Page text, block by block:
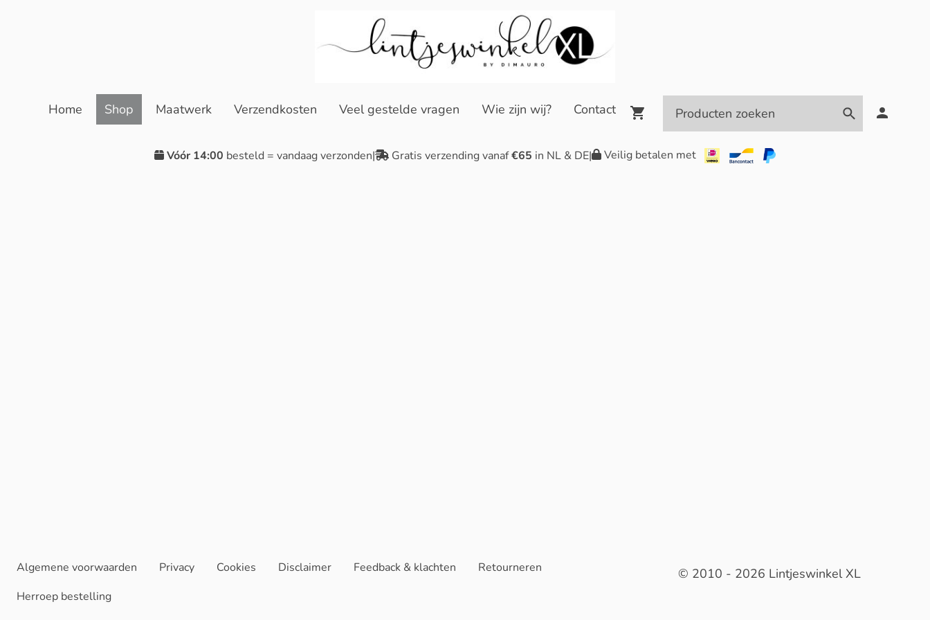
Home Shop Maatwerk Verzendkosten Veel gestelde vragen Wie zijn wij? Contact
Vóór 14:00 besteld = vandaag verzonden| Gratis verzending vanaf€65 in NL & DE| Veilig betalen met
Algemene voorwaarden Privacy Cookies Disclaimer Feedback & klachten
Retourneren
Herroep bestelling
© 2010 - 2026 Lintjeswinkel XL